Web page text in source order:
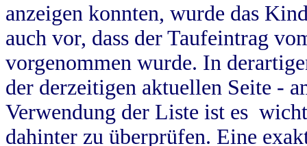
anzeigen konnten, wurde das
auch vor, dass der Taufeintrag
vorgenommen wurde. In
der derzeitigen aktuellen Seite -
Verwendung der Liste ist es
dahinter zu überprüfen. Eine